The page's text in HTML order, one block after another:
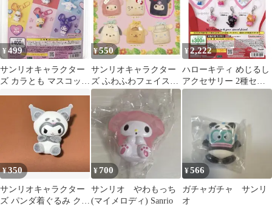
¥499
サンリオキャラクター
ズ カラとも マスコット
¥550
サンリオキャラクター
ズ ふわふわフェイス日
焼け巾着 ガチャ クロミ
¥2,222
ハローキティ めじるし
アクセサリー 2種セッ
ト
¥350
サンリオキャラクター
ズ パンダ着ぐるみ クロ
¥ 700
サンリオ やわもっち
(マイメロディ) Sanrio
¥566
ガチャガチャ サンリ
オ